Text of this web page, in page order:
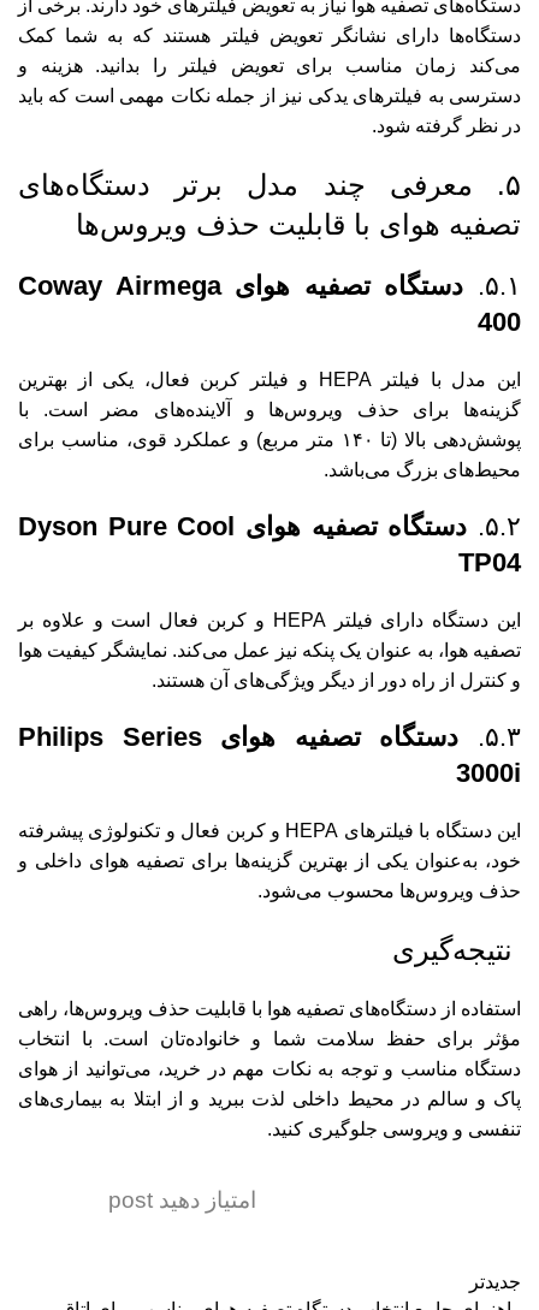
دستگاه‌های تصفیه هوا نیاز به تعویض فیلترهای خود دارند. برخی از
دستگاه‌ها دارای نشانگر تعویض فیلتر هستند که به شما کمک
می‌کند زمان مناسب برای تعویض فیلتر را بدانید. هزینه و
دسترسی به فیلترهای یدکی نیز از جمله نکات مهمی است که باید
در نظر گرفته شود.
۵. معرفی چند مدل برتر دستگاه‌های
تصفیه هوای با قابلیت حذف ویروس‌ها
۵.۱.
دستگاه تصفیه هوای Coway Airmega
400
این مدل با فیلتر HEPA و فیلتر کربن فعال، یکی از بهترین
گزینه‌ها برای حذف ویروس‌ها و آلاینده‌های مضر است. با
پوشش‌دهی بالا (تا ۱۴۰ متر مربع) و عملکرد قوی، مناسب برای
محیط‌های بزرگ می‌باشد.
۵.۲.
دستگاه تصفیه هوای Dyson Pure Cool
TP04
این دستگاه دارای فیلتر HEPA و کربن فعال است و علاوه بر
تصفیه هوا، به عنوان یک پنکه نیز عمل می‌کند. نمایشگر کیفیت هوا
و کنترل از راه دور از دیگر ویژگی‌های آن هستند.
۵.۳.
دستگاه تصفیه هوای Philips Series
3000i
این دستگاه با فیلترهای HEPA و کربن فعال و تکنولوژی پیشرفته
خود، به‌عنوان یکی از بهترین گزینه‌ها برای تصفیه هوای داخلی و
حذف ویروس‌ها محسوب می‌شود.
نتیجه‌گیری
استفاده از دستگاه‌های تصفیه هوا با قابلیت حذف ویروس‌ها، راهی
مؤثر برای حفظ سلامت شما و خانواده‌تان است. با انتخاب
دستگاه مناسب و توجه به نکات مهم در خرید، می‌توانید از هوای
پاک و سالم در محیط داخلی لذت ببرید و از ابتلا به بیماری‌های
تنفسی و ویروسی جلوگیری کنید.
امتیاز دهید post
جدیدتر